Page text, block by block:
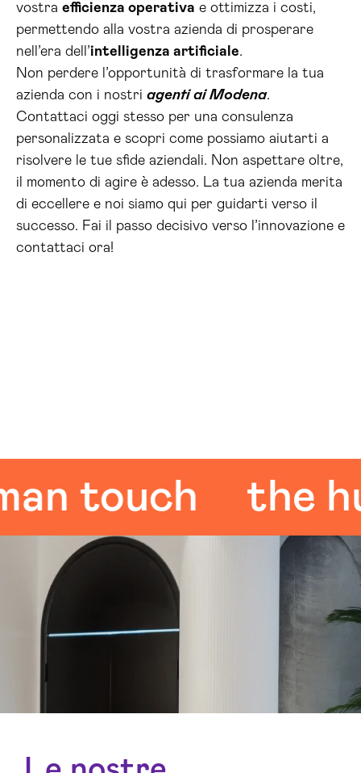
vostra efficienza operativa e ottimizza i costi,
permettendo alla vostra azienda di prosperare
nell’era dell’intelligenza artificiale.
Non perdere l’opportunità di trasformare la tua
azienda con i nostri agenti ai Modena.
Contattaci oggi stesso per una consulenza
personalizzata e scopri come possiamo aiutarti a
risolvere le tue sfide aziendali. Non aspettare oltre,
il momento di agire è adesso. La tua azienda merita
di eccellere e noi siamo qui per guidarti verso il
successo. Fai il passo decisivo verso l’innovazione e
contattaci ora!
the